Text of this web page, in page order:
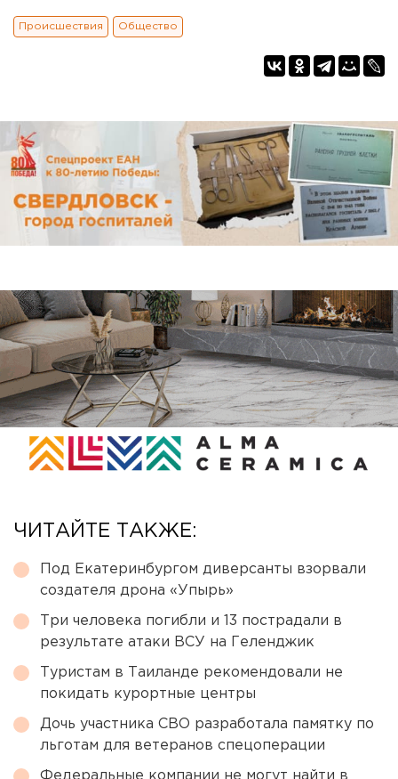
Происшествия Общество
ЧИТАЙТЕ ТАКЖЕ:
Под Екатеринбургом диверсанты взорвали
создателя дрона «Упырь»
Три человека погибли и 13 пострадали в
результате атаки ВСУ на Геленджик
Туристам в Таиланде рекомендовали не
покидать курортные центры
Дочь участника СВО разработала памятку по
льготам для ветеранов спецоперации
Федеральные компании не могут найти в